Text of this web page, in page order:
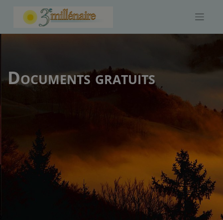
Documents gratuits